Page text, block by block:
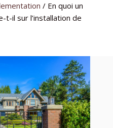
/ En quoi un
t-il sur l’installation de